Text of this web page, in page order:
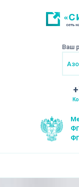
Ваш